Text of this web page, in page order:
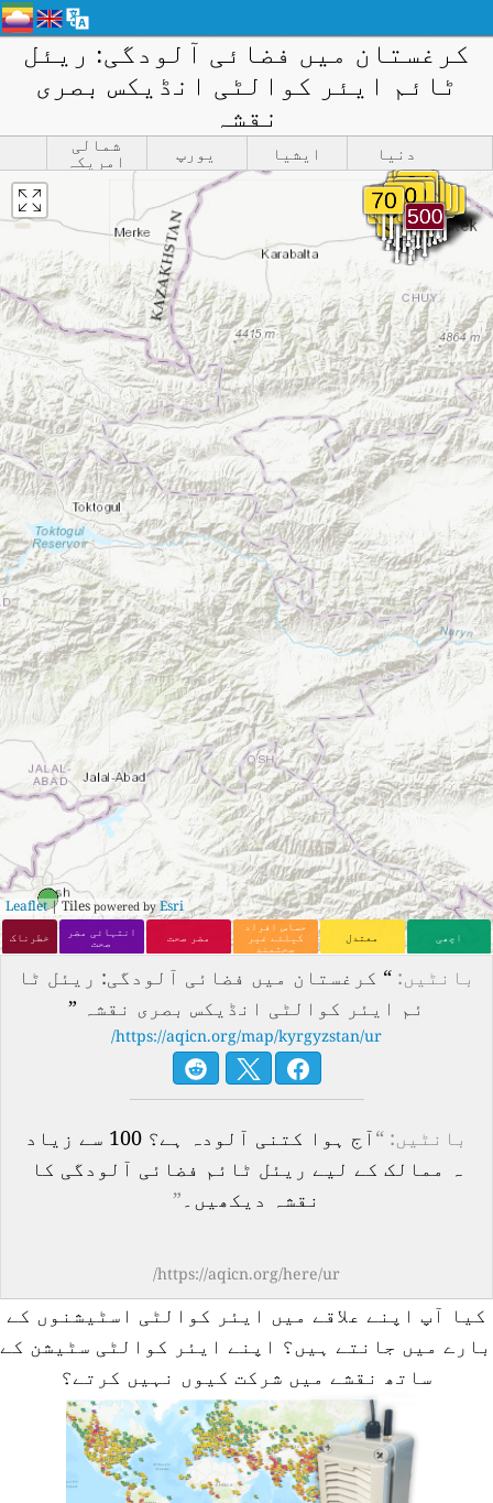
کرغستان میں فضائی آلودگی: ریئل
ٹائم ایئر کوالٹی انڈیکس بصری
نقشہ
دنیا ایشیا یورپ شمالی
امریکہ
Leaflet| Tilespowered by Esri
اچھی معتدل
حساس افراد
کیلئے غیر
صحتمند
مضر صحت انتہائی مضر
صحت خطرناک
بانٹیں: “ کرغستان میں فضائی آلودگی: ریئل ٹا
ئم ایئر کوالٹی انڈیکس بصری نقشہ ”
https://aqicn.org/map/kyrgyzstan/ur/
بانٹیں: “
آج ہوا کتنی آلودہ ہے؟ 100 سے زیاد
ہ ممالک کے لیے ریئل ٹائم فضائی آلودگی کا
نقشہ دیکھیں۔”
https://aqicn.org/here/ur/
کیا آپ اپنے علاقے میں ایئر کوالٹی اسٹیشنوں کے
میں جانتے ہیں؟
اپنے ایئر کوالٹی سٹیشن کے
ساتھ نقشے میں شرکت کیوں نہیں کرتے؟